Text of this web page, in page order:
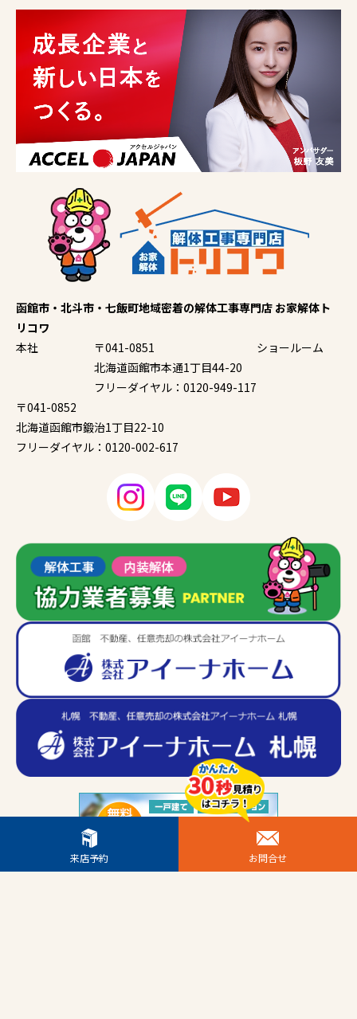
函館市・北斗市・七飯町地域密着の解体工事専門店 お家解体ト
リコワ
本社
〒041-0851
北海道函館市本通1丁目44-20
フリーダイヤル：0120-949-117
ショールーム
〒041-0852
北海道函館市鍛治1丁目22-10
フリーダイヤル：0120-002-617
来店予約 お問合せ